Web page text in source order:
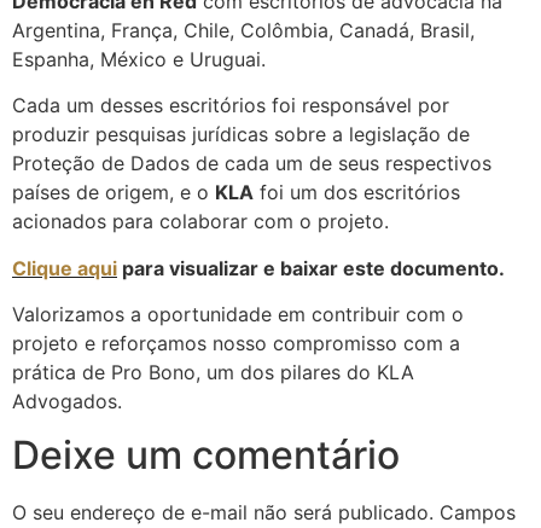
Argentina, França, Chile, Colômbia, Canadá, Brasil,
Espanha, México e Uruguai.
Cada um desses escritórios foi responsável por
produzir pesquisas jurídicas sobre a legislação de
Proteção de Dados de cada um de seus respectivos
países de origem, e o KLA foi um dos escritórios
acionados para colaborar com o projeto.
Clique aqui para visualizar e baixar este documento.
Valorizamos a oportunidade em contribuir com o
projeto e reforçamos nosso compromisso com a
prática de Pro Bono, um dos pilares do KLA
Advogados.
Deixe um comentário
O seu endereço de e-mail não será publicado. Campos